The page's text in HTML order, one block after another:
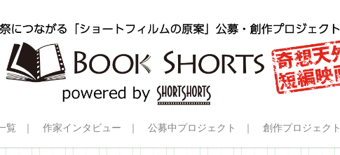
覧 作家インタビュー 公募中プロジェクト 創作プロジェクト